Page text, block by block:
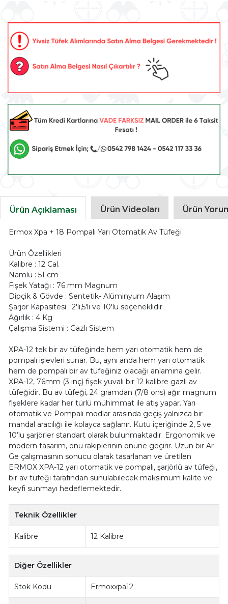
Ürün Açıklaması Ürün Videoları Ürün
Ermox Xpa + 18 Pompalı Yarı Otomatik Av Tüfeği
Ürün Özellikleri
Kalibre : 12 Cal.
Namlu : 51 cm
Fişek Yatağı : 76 mm Magnum
Dipçik & Gövde : Sentetik- Alüminyum Alaşım
Şarjör Kapasitesi : 2'li,5'li ve 10'lu seçeneklidir
Ağırlık : 4 Kg
Çalışma Sistemi : Gazlı Sistem
XPA-12 tek bir av tüfeğinde hem yarı otomatik hem de
pompalı işlevleri sunar. Bu, aynı anda hem yarı otomatik
hem de pompalı bir av tüfeğiniz olacağı anlamına gelir.
XPA-12, 76mm (3 inç) fişek yuvalı bir 12 kalibre gazlı av
tüfeğidir. Bu av tüfeği, 24 gramdan (7/8 ons) ağır magnum
fişeklere kadar her türlü mühimmat ile atış yapar. Yarı
otomatik ve Pompalı modlar arasında geçiş yalnızca bir
mandal aracılığı ile kolayca sağlanır. Kutu içeriğinde 2, 5 ve
10’lu şarjörler standart olarak bulunmaktadır. Ergonomik ve
modern tasarım, onu rakiplerinin önüne geçirir. Uzun bir Ar-
Ge çalışmasının sonucu olarak tasarlanan ve üretilen
ERMOX XPA-12 yarı otomatik ve pompalı, şarjörlü av tüfeği,
bir av tüfeği tarafından sunulabilecek maksimum kalite ve
keyfi sunmayı hedeflemektedir.
Teknik Özellikler
Kalibre 12 Kalibre
Diğer Özellikler
Stok Kodu Ermoxxpa12